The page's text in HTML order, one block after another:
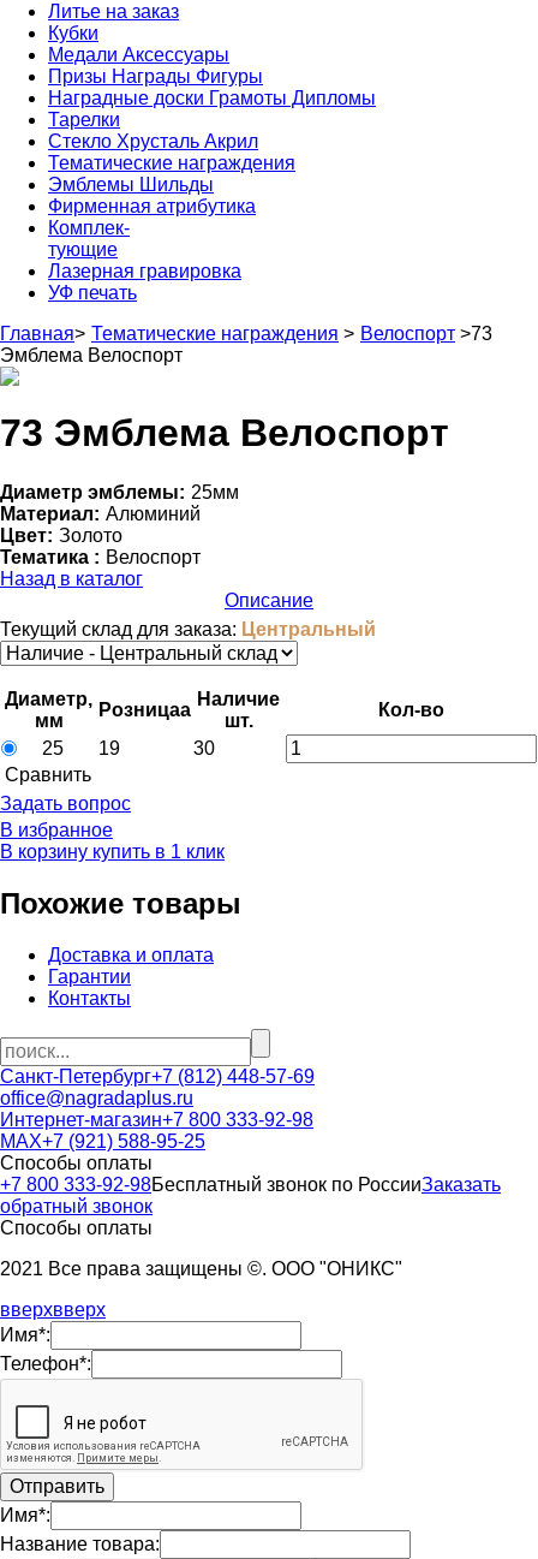
Литье на заказ
Кубки
Медали Аксессуары
Призы Награды Фигуры
Наградные доски Грамоты Дипломы
Тарелки
Стекло Хрусталь Акрил
Тематические награждения
Эмблемы Шильды
Фирменная атрибутика
Комплек-
тующие
Лазерная гравировка
УФ печать
Главная> Тематические награждения > Велоспорт >73
Эмблема Велоспорт
73 Эмблема Велоспорт
Диаметр эмблемы: 25мм
Материал: Алюминий
Цвет: Золото
Тематика : Велоспорт
Назад в каталог
Описание
Текущий склад для заказа: Центральный
Диаметр,
мм
Розницаa
Наличие
шт.
Кол-во
25
19
30
Cравнить
Задать вопрос
В избранное
В корзину купить в 1 клик
Похожие товары
Доставка и оплата
Гарантии
Контакты
Санкт-Петербург+7 (812) 448-57-69
office@nagradaplus.ru
Интернет-магазин+7 800 333-92-98
MAX+7 (921) 588-95-25
Способы оплаты
+7 800 333-92-98Бесплатный звонок по РоссииЗаказать
обратный звонок
Способы оплаты
2021 Все права защищены ©. ООО "ОНИКС"
вверхвверх
Имя*:
Телефон*:
Имя*:
Название товара: